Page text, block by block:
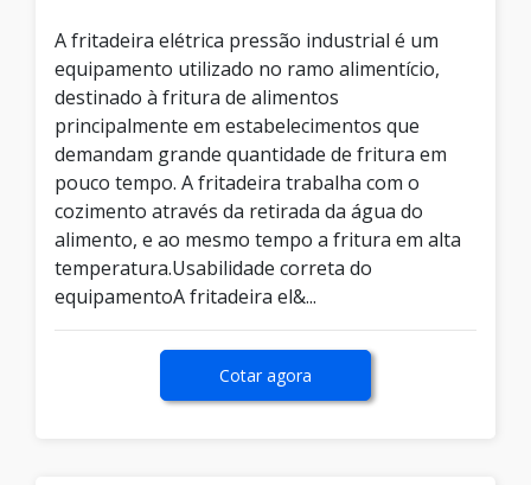
A fritadeira elétrica pressão industrial é um
equipamento utilizado no ramo alimentício,
destinado à fritura de alimentos
principalmente em estabelecimentos que
demandam grande quantidade de fritura em
pouco tempo. A fritadeira trabalha com o
cozimento através da retirada da água do
alimento, e ao mesmo tempo a fritura em alta
temperatura.Usabilidade correta do
equipamentoA fritadeira el&...
Cotar agora